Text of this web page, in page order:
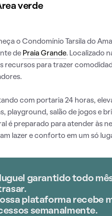
verde
o Condomínio Tarsila do
de Praia Grande. Localizado
recursos para trazer
com portaria 24 horas,
playground, salão de jogos e
é preparado para atender às
lazer e conforto em um só
garantido todo
plataforma recebe
semanalmente.